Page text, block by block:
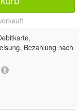
Bezahlung nach